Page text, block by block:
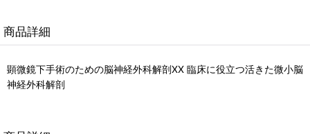
商品詳細
顕微鏡下手術のための脳神経外科解剖XX 臨床に役立つ活きた微小脳
神経外科解剖